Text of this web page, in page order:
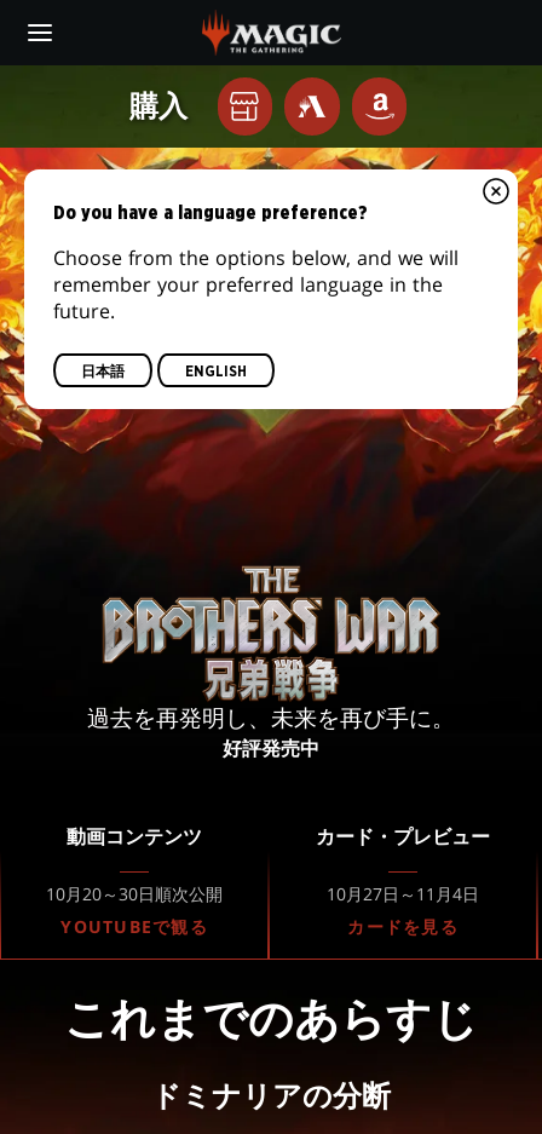
main
弟
戦
争』
過去を再発明し、未来を再び手に。
好評発売中
購入
お
近
く
の
ゲ
ー
ム
て
MTG
ARENA
AMAZON
動画コンテンツ
10月20～30日順次公開
YOUTUBEで観る
カード・プレビュー
10月27日～11月4日
カードを見る
これまでのあらすじ
ドミナリアの分断
Do you have a language preference?
Choose from the options below, and we will
remember your preferred language in the
future.
日本語 ENGLISH